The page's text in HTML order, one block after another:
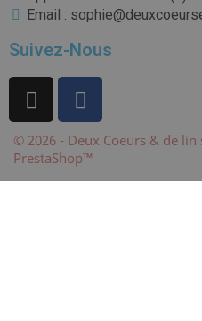
Email :
Suivez-Nous
© 2026 - Deux Coeurs & de
PrestaShop™